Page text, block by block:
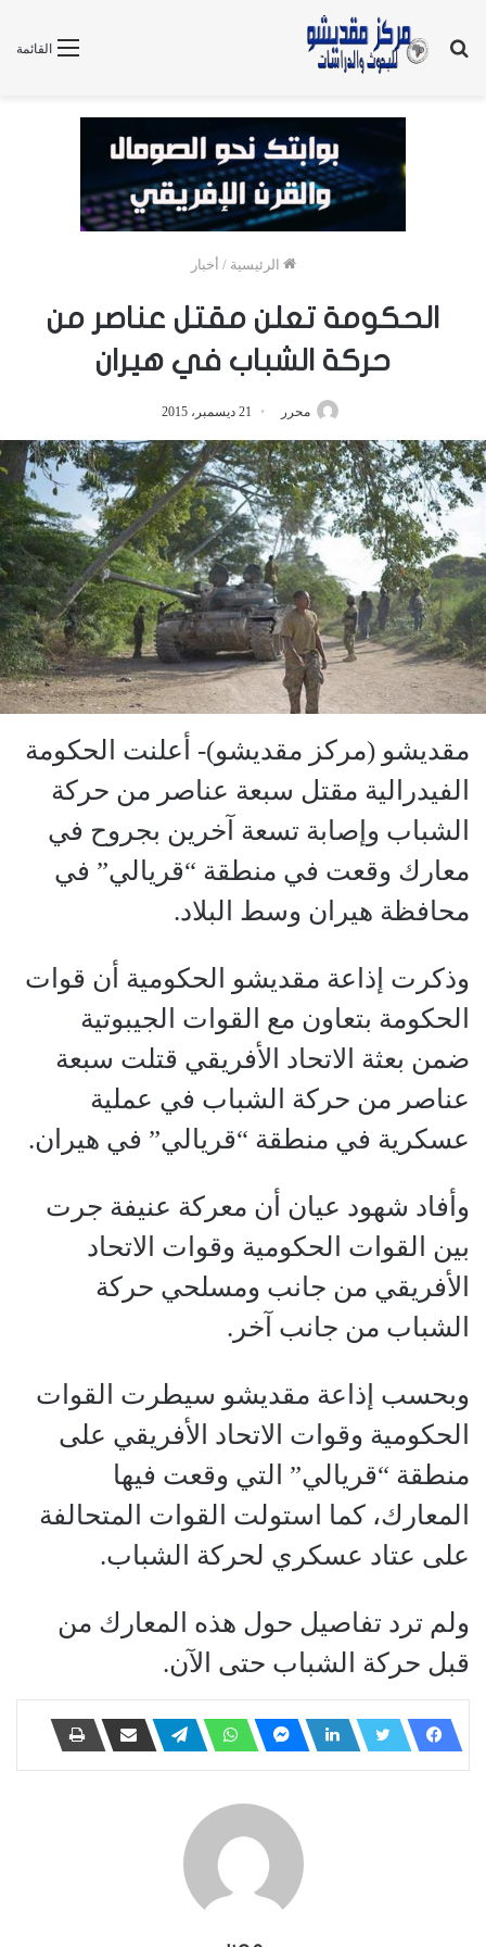
القائمة
بحث
الرئيسية / أخبار
الحكومة تعلن مقتل عناصر من
حركة الشباب في هيران
محرر 21 ديسمبر، 2015
مقديشو (مركز مقديشو)- أعلنت الحكومة
الفيدرالية مقتل سبعة عناصر من حركة
الشباب وإصابة تسعة آخرين بجروح في
معارك وقعت في منطقة “قريالي” في
محافظة هيران وسط البلاد.
وذكرت إذاعة مقديشو الحكومية أن قوات
الحكومة بتعاون مع القوات الجيبوتية
ضمن بعثة الاتحاد الأفريقي قتلت سبعة
عناصر من حركة الشباب في عملية
عسكرية في منطقة “قريالي” في هيران.
وأفاد شهود عيان أن معركة عنيفة جرت
بين القوات الحكومية وقوات الاتحاد
الأفريقي من جانب ومسلحي حركة
الشباب من جانب آخر.
وبحسب إذاعة مقديشو سيطرت القوات
الحكومية وقوات الاتحاد الأفريقي على
منطقة “قريالي” التي وقعت فيها
المعارك، كما استولت القوات المتحالفة
على عتاد عسكري لحركة الشباب.
ولم ترد تفاصيل حول هذه المعارك من
قبل حركة الشباب حتى الآن.